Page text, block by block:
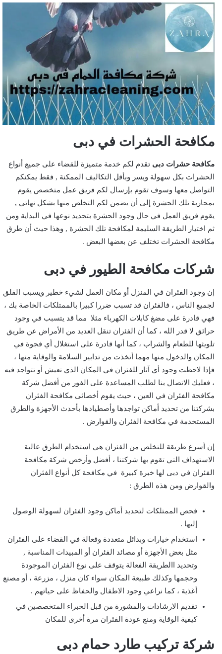
مكافحة الحشرات في دبى
مكافحة حشرات دبى تقدم لكم خدمة متميزة للقضاء على جميع أنواع
الحشرات بكل سهولة ويسر وبأقل التكاليف الممكنة , فقط يمكنكم
التواصل معها وسوف تقوم بإرسال لكم فريق عمل متخصص يقوم
بمحاربة تلك الحشرة إلى أن يضمن لكم التخلص منها بشكل نهائي ,
يقوم فريق العمل في حال وجود الحشرة بتحديد نوعها في البداية ومن
ثم اختيار الطريقة السليمة لمكافحة تلك الحشرة , وهذا حيث أن طرق
مكافحة الحشرات تختلف عن بعضها البعض .
شركات مكافحة الطيور في دبى
إن وجود الفئران في المنزل أو مكان العمل لشيء خطير ويسبب القلق
لجميع الناس ، فالفئران قد تسبب ضررا كبيرا بالممتلكات الخاصة بك ،
فهي قادرة على مضغ كابلات الكهرباء مثلا مما قد يتسبب في وجود
حرائق لا قدر الله ، كما أن الفئران تنقل العديد من الأمراض عن طريق
تلويثها للطعام والشراب ، كما أنها قادرة على استغلال أي فجوة في
المكان والدخول منها مهما أتخذت من تدابير السلامة والوقاية منها ،
فإذا لاحظت وجود أي آثار للفئران في المكان الذي تعيش أو تتواجد فيه
، فعليك الاتصال بنا لطلب المساعدة على الفور من أفضل شركة
مكافحة الفئران في العين ، حيث يقوم أخصائى مكافحة الفئران
بشركتنا من تحديد أماكن تواجدها وأصطيادها بأحدث الأجهزة والطرق
المستخدمة في مكافحة الفئران والقوارض .
إن أسرع طريقة للتخلص من الفئران هي استخدام الطرق عالية
الاستهداف التي تقوم بها شركتنا ، أفضل وأرخص شركة مكافحة
الفئران في دبى لها خبرة كبيرة في مكافحة كل أنواع الفئران
والقوارض ومن هذه الطرق :
فحص الممتلكات لتحديد أماكن وجود الفئران لسهولة الوصول
إليها .
استخدام خيارات وبدائل متعددة وفعالة في القضاء على الفئران
مثل بعض الأجهزة أو مصائد الفئران أو المبيدات المناسبة ,
وتحديد االطريقة الفعالة يتوقف على نوع الفئران الموجودة
وحجمها وكذلك طبيعة المكان سواء كان منزل ، مزرعة ، أو مصنع
أغذية ، كما نراعي وجود الاطفال والحفاظ على حياتهم .
تقديم الارشادات والمشورة من قبل الخبراء المتخصصين في
كيفية الوقاية ومنع عودة الفئران مرة أخرى للمكان
شركة تركيب طارد حمام دبى